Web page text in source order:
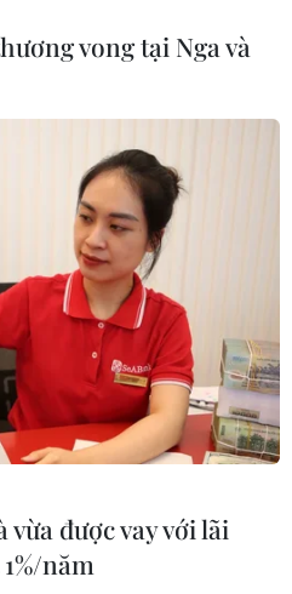
bất ngờ tăng lên cho thấy
thiện.
khoán châu Á
vong tại Nga và
được vay với lãi
năm